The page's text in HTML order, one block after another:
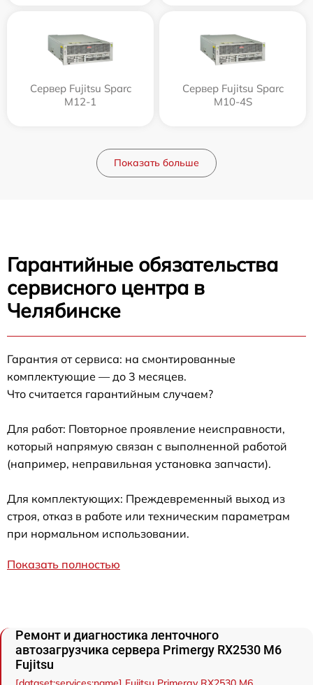
Сервер Fujitsu Sparc
M12-1
Сервер Fujitsu Sparc
M10-4S
Показать больше
Гарантийные обязательства
сервисного центра в
Челябинске
Гарантия от сервиса: на смонтированные
комплектующие — до 3 месяцев.
Что считается гарантийным случаем?
Для работ: Повторное проявление неисправности,
который напрямую связан с выполненной работой
(например, неправильная установка запчасти).
Для комплектующих: Преждевременный выход из
строя, отказ в работе или техническим параметрам
при нормальном использовании.
Показать полностью
Ремонт и диагностика ленточного
автозагрузчика сервера Primergy RX2530 M6
Fujitsu